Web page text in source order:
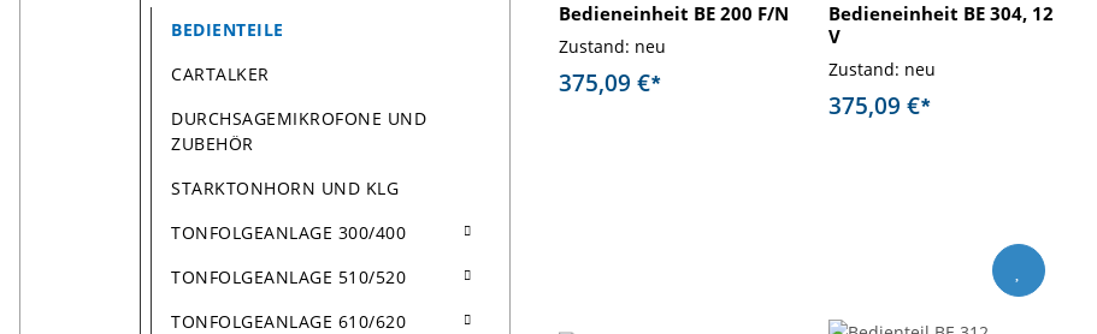
Bedieneinheit BE 200 F/N
Zustand: neu
375,09 €*
Bedieneinheit BE 304, 12
V
Zustand: neu
375,09 €*
BEDIENTEILE
CARTALKER
DURCHSAGEMIKROFONE UND
ZUBEHÖR
STARKTONHORN UND KLG
TONFOLGEANLAGE 300/400
TONFOLGEANLAGE 510/520
TONFOLGEANLAGE 610/620